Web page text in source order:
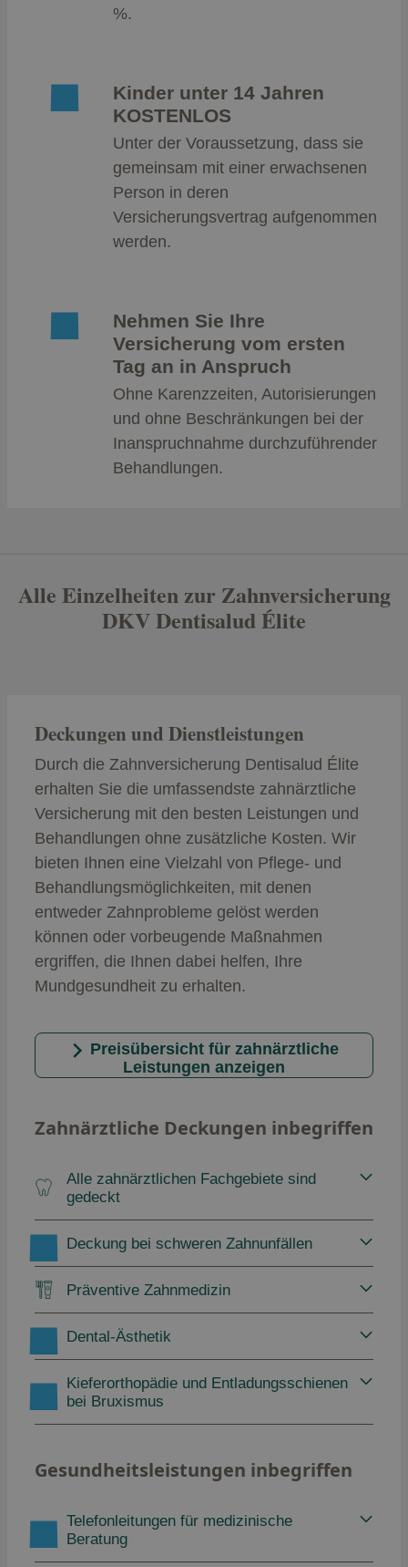
%.
Kinder unter 14 Jahren
KOSTENLOS
Unter der Voraussetzung, dass sie
gemeinsam mit einer erwachsenen
Person in deren
Versicherungsvertrag aufgenommen
werden.
Nehmen Sie Ihre
Versicherung vom ersten
Tag an in Anspruch
Ohne Karenzzeiten, Autorisierungen
und ohne Beschränkungen bei der
Inanspruchnahme durchzuführender
Behandlungen.
Alle Einzelheiten zur Zahnversicherung
DKV Dentisalud Élite
Deckungen und Dienstleistungen
Durch die Zahnversicherung Dentisalud Élite
erhalten Sie die umfassendste zahnärztliche
Versicherung mit den besten Leistungen und
Behandlungen ohne zusätzliche Kosten. Wir
bieten Ihnen eine Vielzahl von Pflege- und
Behandlungsmöglichkeiten, mit denen
entweder Zahnprobleme gelöst werden
können oder vorbeugende Maßnahmen
ergriffen, die Ihnen dabei helfen, Ihre
Mundgesundheit zu erhalten.
Preisübersicht für zahnärztliche
Leistungen anzeigen
Zahnärztliche Deckungen inbegriffen
Alle zahnärztlichen Fachgebiete sind
gedeckt
Deckung bei schweren Zahnunfällen
Präventive Zahnmedizin
Dental-Ästhetik
Kieferorthopädie und Entladungsschienen
bei Bruxismus
Gesundheitsleistungen inbegriffen
Telefonleitungen für medizinische
Beratung